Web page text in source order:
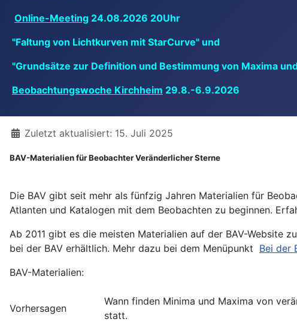
Online-Meeting 24.08.2026 20Uhr
"Faltung von Lichtkurven mit StarCurve" und
"Grundsätze zur Definition und Bestimmung von Maxima
Beobachtungswoche Kirchheim 29.8.-6.9.2026
DetailsZuletzt aktualisiert: 15. Juli 2025
BAV-Materialien für Beobachter Veränderlicher Sterne
Die BAV gibt seit mehr als fünfzig Jahren Materialien für
Atlanten und Katalogen mit dem Beobachten zu beginnen.
Ab 2011 gibt es die meisten Materialien auf der BAV-Website
bei der BAV erhältlich. Mehr dazu bei dem Menüpunkt Bei der
BAV-Materialien:
Vorhersagen
Wann finden Minima und Maxima von
statt.